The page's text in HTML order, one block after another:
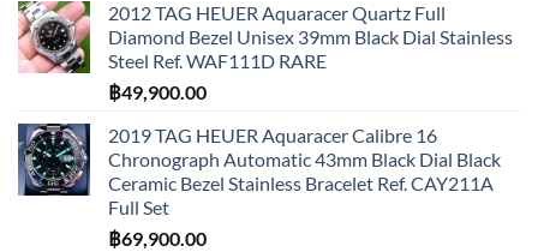
2012 TAG HEUER Aquaracer Quartz Full
Diamond Bezel Unisex 39mm Black Dial Stainless
Steel Ref. WAF111D RARE
฿49,900.00
2019 TAG HEUER Aquaracer Calibre 16
Chronograph Automatic 43mm Black Dial Black
Ceramic Bezel Stainless Bracelet Ref. CAY211A
Full Set
฿69,900.00